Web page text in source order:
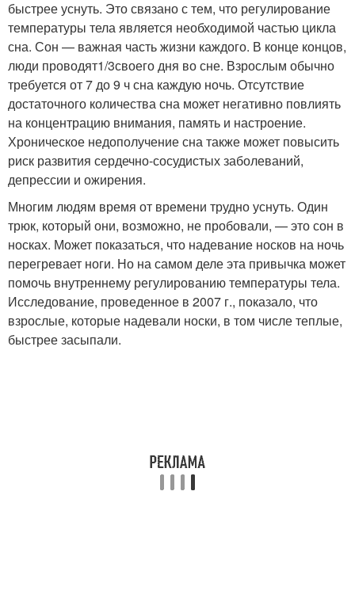
быстрее уснуть. Это связано с тем, что регулирование
температуры тела является необходимой частью цикла
сна. Сон — важная часть жизни каждого. В конце концов,
люди проводят1/3своего дня во сне. Взрослым обычно
требуется от 7 до 9 ч сна каждую ночь. Отсутствие
достаточного количества сна может негативно повлиять
на концентрацию внимания, память и настроение.
Хроническое недополучение сна также может повысить
риск развития сердечно-сосудистых заболеваний,
депрессии и ожирения.
Многим людям время от времени трудно уснуть. Один
трюк, который они, возможно, не пробовали, — это сон в
носках. Может показаться, что надевание носков на ночь
перегревает ноги. Но на самом деле эта привычка может
помочь внутреннему регулированию температуры тела.
Исследование, проведенное в 2007 г., показало, что
взрослые, которые надевали носки, в том числе теплые,
быстрее засыпали.